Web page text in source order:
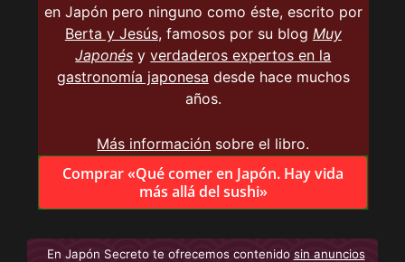
en Japón pero ninguno como éste, escrito por
Berta y Jesús, famosos por su blog Muy
Japonés yverdaderos expertos en la
gastronomía japonesa desde hace muchos
años.
Más información sobre el libro.
Comprar «Qué comer en Japón. Hay vida
más allá del sushi»
En Japón Secreto te ofrecemos contenido sin anuncios